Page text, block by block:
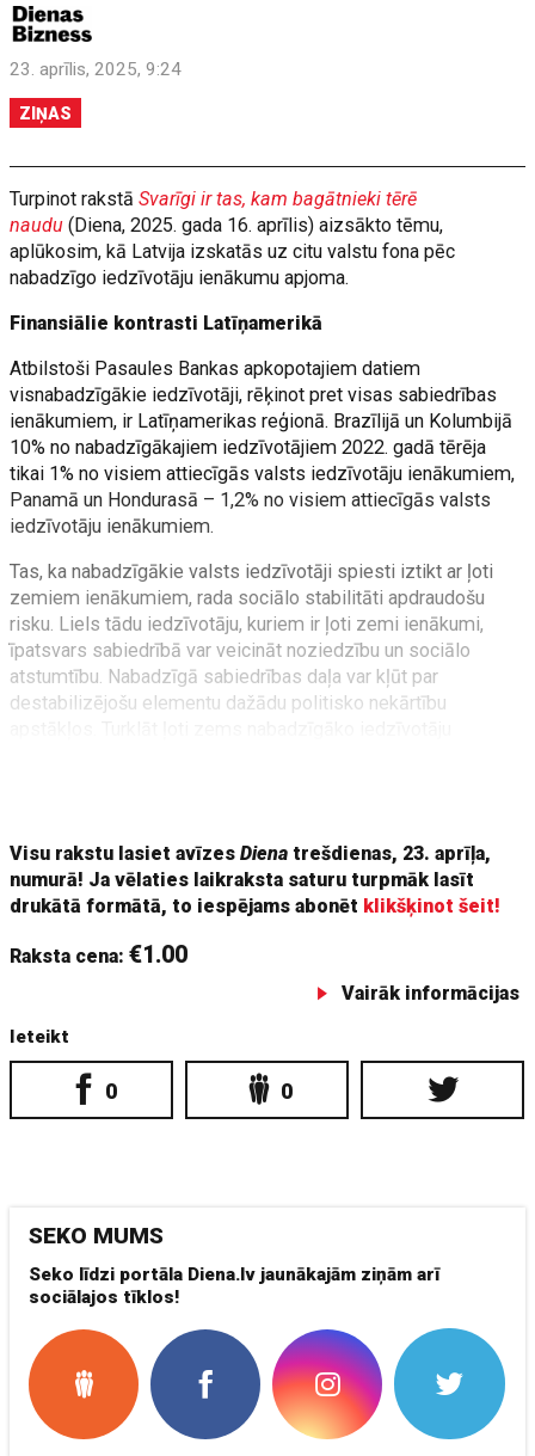
23. aprīlis, 2025, 9:24
ZIŅAS
Turpinot rakstāSvarīgi ir tas, kam bagātnieki tērē
naudu (Diena, 2025. gada 16. aprīlis) aizsākto tēmu,
aplūkosim, kā Latvija izskatās uz citu valstu fona pēc
nabadzīgo iedzīvotāju ienākumu apjoma.
Finansiālie kontrasti Latīņamerikā
Atbilstoši Pasaules Bankas apkopotajiem datiem
visnabadzīgākie iedzīvotāji, rēķinot pret visas sabiedrības
ienākumiem, ir Latīņamerikas reģionā. Brazīlijā un Kolumbijā
10% no nabadzīgākajiem iedzīvotājiem 2022. gadā tērēja
tikai 1% no visiem attiecīgās valsts iedzīvotāju ienākumiem,
Panamā un Hondurasā – 1,2% no visiem attiecīgās valsts
iedzīvotāju ienākumiem.
Tas, ka nabadzīgākie valsts iedzīvotāji spiesti iztikt ar ļoti
zemiem ienākumiem, rada sociālo stabilitāti apdraudošu
risku. Liels tādu iedzīvotāju, kuriem ir ļoti zemi ienākumi,
īpatsvars sabiedrībā var veicināt noziedzību un sociālo
atstumtību. Nabadzīgā sabiedrības daļa var kļūt par
destabilizējošu elementu dažādu politisko nekārtību
Visu rakstu lasiet avīzesDiena trešdienas, 23. aprīļa,
numurā! Ja vēlaties laikraksta saturu turpmāk lasīt
drukātā formātā, to iespējams abonēt klikšķinot šeit!
Raksta cena:€1.00
Vairāk informācijas
Ieteikt
0 0
SEKO MUMS
Seko līdzi portāla Diena.lv jaunākajām ziņām arī
sociālajos tīklos!